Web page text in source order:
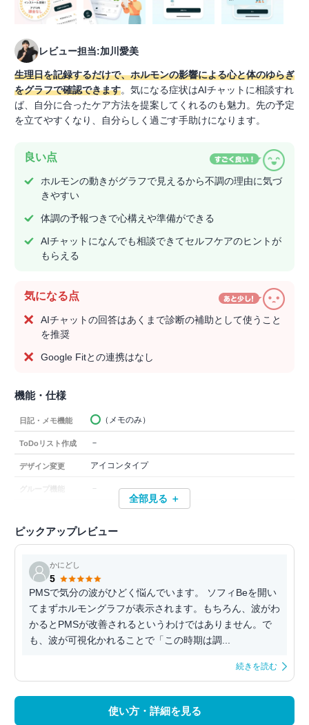
レビュー担当:加川愛美
生理日を記録するだけで、ホルモンの影響による心と体のゆらぎ
をグラフで確認できます。気になる症状はAIチャットに相談すれ
ば、自分に合ったケア方法を提案してくれるのも魅力。先の予定
を立てやすくなり、自分らしく過ごす手助けになります。
良い点
ホルモンの動きがグラフで見えるから不調の理由に気づ
きやすい
体調の予報つきで心構えや準備ができる
AIチャットになんでも相談できてセルフケアのヒントが
もらえる
気になる点
AIチャットの回答はあくまで診断の補助として使うこと
を推奨
Google Fitとの連携はなし
機能・仕様
日記・メモ機能 （メモのみ）
ToDoリスト作成 －
デザイン変更 アイコンタイプ
－
全部見る ＋
ピックアップレビュー
かにどし
5
PMSで気分の波がひどく悩んでいます。 ソフィBeを開い
てまずホルモングラフが表示されます。もちろん、波がわ
かるとPMSが改善されるというわけではありません。で
も、波が可視化かれることで「この時期は調...
続きを読む
使い方・詳細を見る